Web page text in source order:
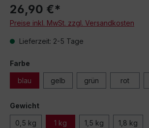
26,90 €*
Preise inkl. MwSt. zzgl. Versandkosten
Lieferzeit: 2-5 Tage
Farbe
blau gelb grün rot
Gewicht
0,5 kg 1 kg 1,5 kg 1,8 kg